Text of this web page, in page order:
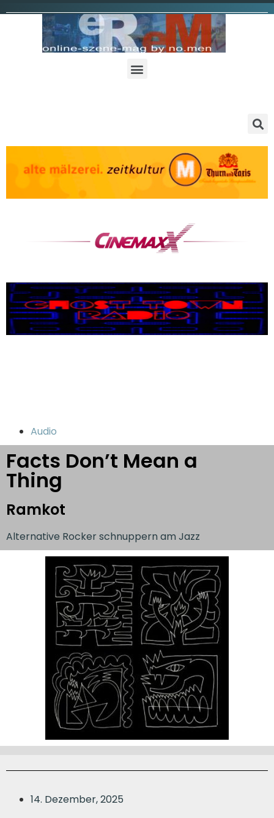
Audio
Facts Don’t Mean a
Thing
Ramkot
Alternative Rocker schnuppern am Jazz
14. Dezember, 2025